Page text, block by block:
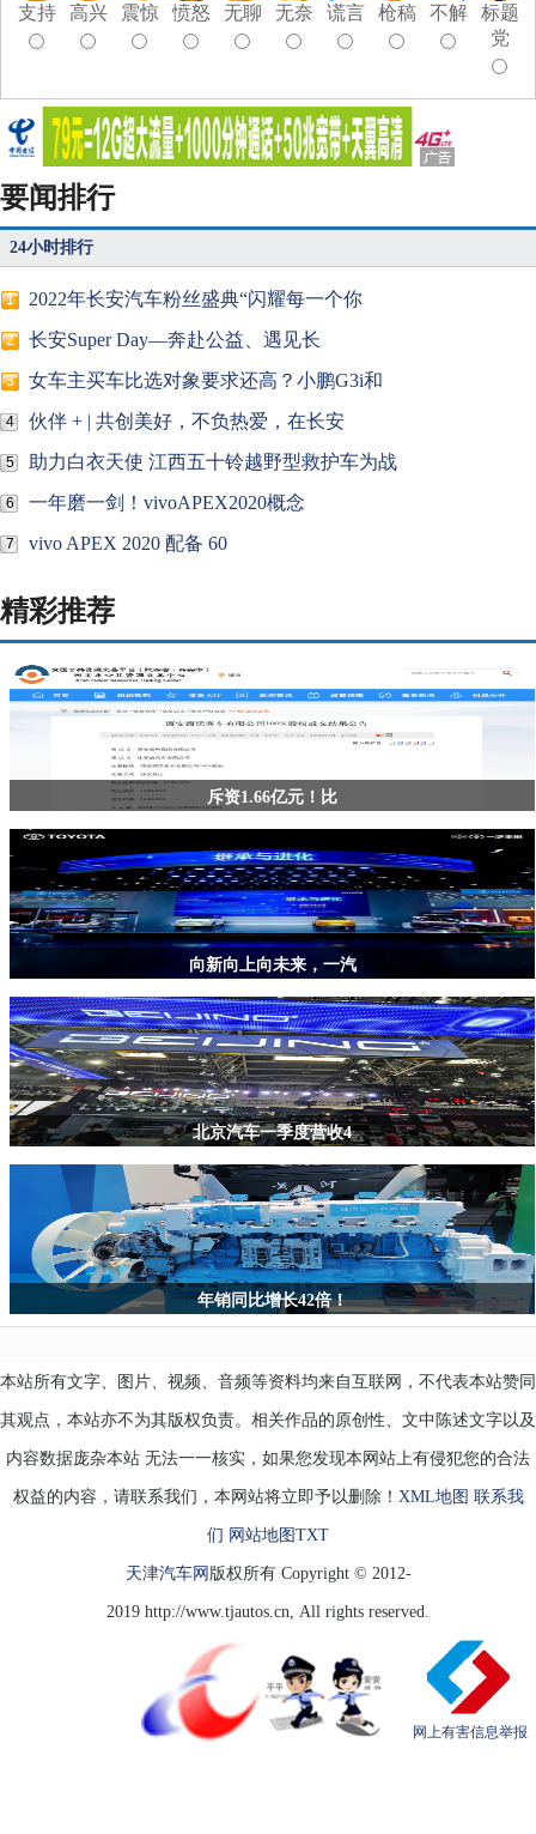
支持 高兴 震惊 愤怒 无聊 无奈 谎言 枪稿 不解
标题
党
要闻排行
24小时排行
1 2022年长安汽车粉丝盛典“闪耀每一个你
2 长安Super Day—奔赴公益、遇见长
3 女车主买车比选对象要求还高？小鹏G3i和
4 伙伴 + | 共创美好，不负热爱，在长安
5 助力白衣天使 江西五十铃越野型救护车为战
6 一年磨一剑！vivoAPEX2020概念
7 vivo APEX 2020 配备 60
精彩推荐
斥资1.66亿元！比
向新向上向未来，一汽
北京汽车一季度营收4
年销同比增长42倍！
本站所有文字、图片、视频、音频等资料均来自互联网，不代表本站赞同
其观点，本站亦不为其版权负责。相关作品的原创性、文中陈述文字以及
内容数据庞杂本站 无法一一核实，如果您发现本网站上有侵犯您的合法
权益的内容，请联系我们，本网站将立即予以删除！ XML地图 联系我
们 网站地图 TXT
天津汽车网 版权所有 Copyright © 2012-
2019 http://www.tjautos.cn, All rights reserved.
网上有害信息举报